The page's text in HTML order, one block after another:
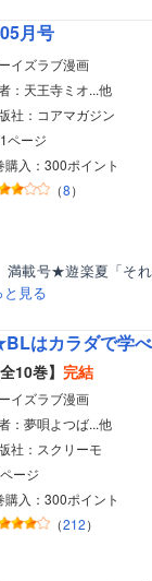
月号
イズラブ漫画
：天王寺ミオ...他
社：コアマガジン
ページ
購入：300ポイント
（8）
載号★遊楽夏「そ
と見る
はカラダで学べ
全10巻】 完結
イズラブ漫画
：夢唄よつば...他
社：スクリーモ
ージ
購入：300ポイント
（212）